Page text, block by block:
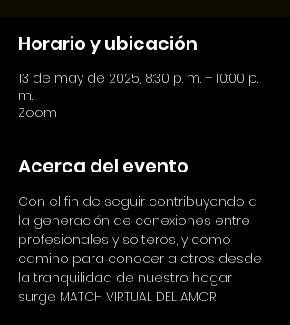
Horario y ubicación
13 de may de 2025, 8:30 p. m. – 10:00 p.
m.
Zoom
Acerca del evento
Con el fin de seguir contribuyendo a
la generación de conexiones entre
profesionales y solteros, y como
camino para conocer a otros desde
la tranquilidad de nuestro hogar
surge MATCH VIRTUAL DEL AMOR.